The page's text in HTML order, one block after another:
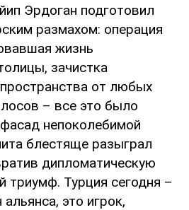
Эрдоган подготовил
размахом: операция
жизнь
зачистка
от любых
– все это было
непоколебимой
блестяще разыграл
дипломатическую
триумф. Турция сегодня –
это игрок,